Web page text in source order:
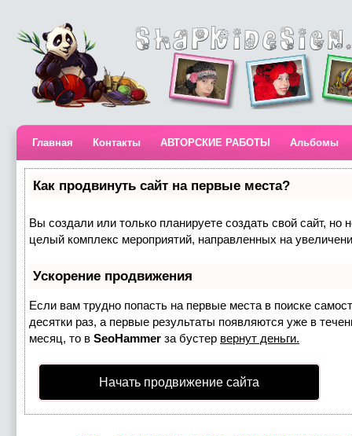
Главная Контакты АВТОРСКИЕ РАБОТЫ Альбомы
Как продвинуть сайт на первые места?
Вы создали или только планируете создать свой сайт, но
целый комплекс мероприятий, направленных на
Ускорение продвижения
Если вам трудно попасть на первые места в поиске
десятки раз, а первые результаты появляются уже в
месяц, то в SeoHammer за бустер вернут деньги.
Начать продвижение сайта